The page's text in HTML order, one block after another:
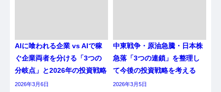
AIに喰われる企業 vs AIで稼
ぐ企業両者を分ける「3つの
分岐点」と2026年の投資戦略
2026年3月6日
中東戦争・原油急騰・日本株
急落「3つの連鎖」を整理し
て今後の投資戦略を考える
2026年3月5日